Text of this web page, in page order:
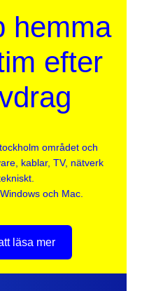
hemma
efter
området och
kablar, TV, nätverk
och Mac.
läsa mer